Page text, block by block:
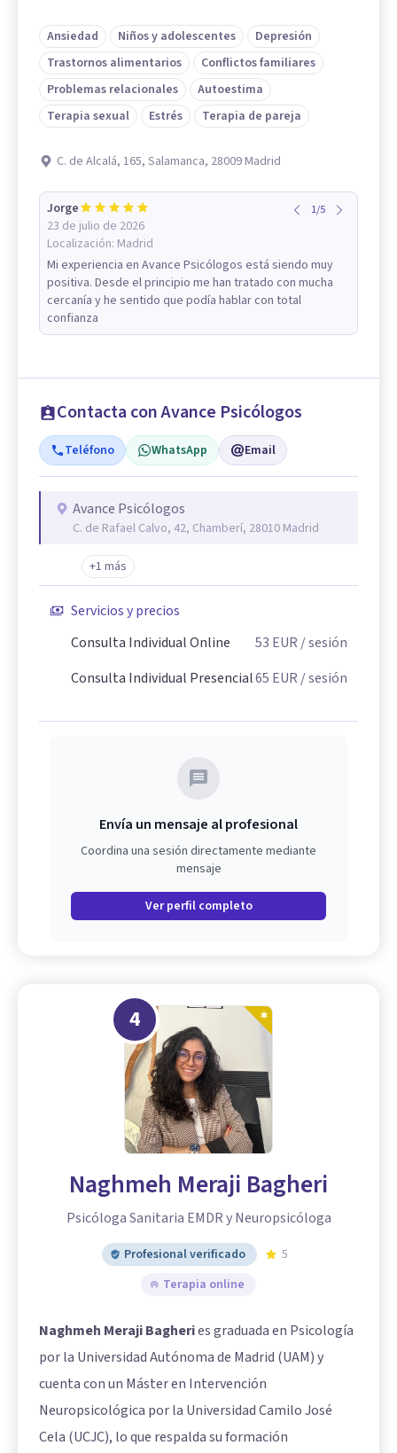
Ansiedad Niños y adolescentes
Depresión
Trastornos alimentarios
Conflictos familiares
Problemas relacionales
Autoestima
Terapia sexual
Estrés Terapia de pareja
C. de Alcalá, 165, Salamanca, 28009 Madrid
Jorge
23 de julio de 2026
Localización: Madrid
1/5
Mi experiencia en Avance Psicólogos está siendo muy
positiva. Desde el principio me han tratado con mucha
cercanía y he sentido que podía hablar con total
confianza
Contacta con Avance Psicólogos
Teléfono WhatsApp Email
Avance Psicólogos
C. de Rafael Calvo, 42, Chamberí, 28010 Madrid
+1 más
Servicios y precios
Consulta Individual Online
53 EUR / sesión
Consulta Individual Presencial65 EUR / sesión
Envía un mensaje al profesional
Coordina una sesión directamente mediante
mensaje
Ver perfil completo
4
Naghmeh Meraji Bagheri
Psicóloga Sanitaria EMDR y Neuropsicóloga
Profesional verificado
5
Terapia online
Naghmeh Meraji Bagheries graduada en Psicología
por la Universidad Autónoma de Madrid (UAM) y
cuenta con un Máster en Intervención
Neuropsicológica por la Universidad Camilo José
Cela (UCJC), lo que respalda su formación